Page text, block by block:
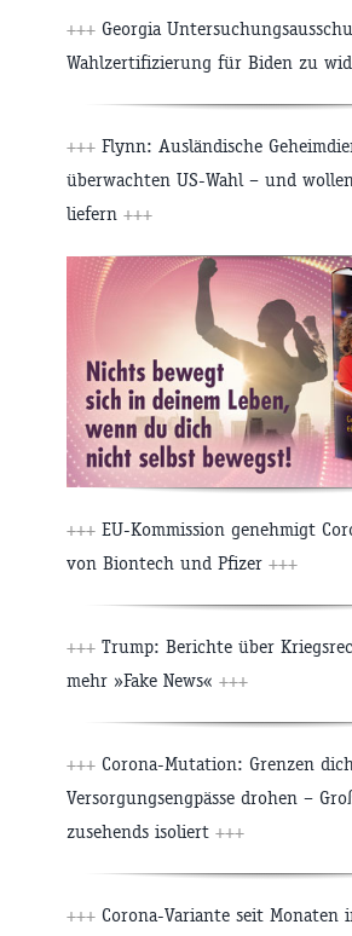
+++ Georgia
Wahlzertifizierung für Biden zu
+++ Flynn: Ausländische
überwachten US-Wahl – und
liefern +++
+++ EU-Kommission genehmigt
von Biontech und Pfizer +++
+++ Trump: Berichte über
mehr »Fake News« +++
+++ Corona-Mutation: Grenzen
Versorgungsengpässe drohen –
zusehends isoliert +++
+++ Corona-Variante seit Monaten